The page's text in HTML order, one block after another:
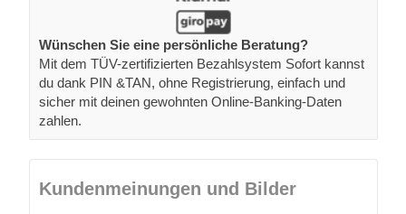
Wünschen Sie eine persönliche Beratung?
Mit dem TÜV-zertifizierten Bezahlsystem Sofort kannst
du dank PIN &TAN, ohne Registrierung, einfach und
sicher mit deinen gewohnten Online-Banking-Daten
zahlen.
Kundenmeinungen und Bilder